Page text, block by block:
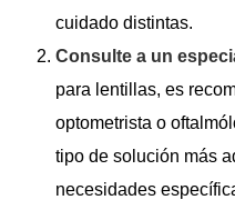
cuidado distintas.
Consulte a un
para lentillas, es
optometrista o
tipo de solución más
necesidades